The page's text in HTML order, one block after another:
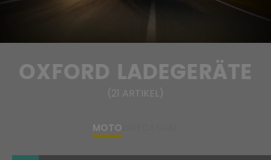
OXFORD LADEGERÄTE
(21 ARTIKEL)
MOTO